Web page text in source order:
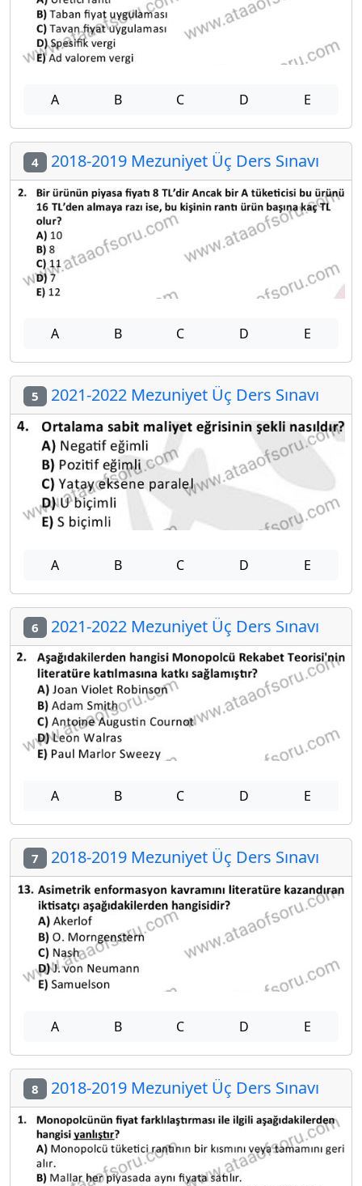
A B C D E
4 2018-2019 Mezuniyet Üç Ders Sınavı
A B C D E
5 2021-2022 Mezuniyet Üç Ders Sınavı
A B C D E
6 2021-2022 Mezuniyet Üç Ders Sınavı
A B C D E
7 2018-2019 Mezuniyet Üç Ders Sınavı
A B C D E
8 2018-2019 Mezuniyet Üç Ders Sınavı